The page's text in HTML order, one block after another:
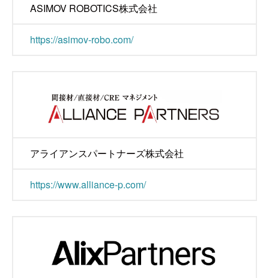
ASIMOV ROBOTICS株式会社
https://asimov-robo.com/
アライアンスパートナーズ株式会社
https://www.alliance-p.com/